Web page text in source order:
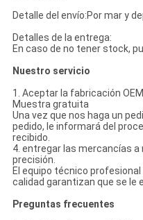
Detalle del envío:Por mar y
Detalles de la entrega:
En caso de no tener stock,
Nuestro servicio
1. Aceptar la fabricación OEM
Muestra gratuita
Una vez que nos haga un
pedido, le informará del
recibido.
4. entregar las mercancías
precisión.
El equipo técnico
calidad garantizan que se le
Preguntas frecuentes